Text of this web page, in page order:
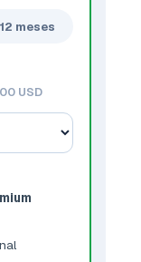
12 meses
USD